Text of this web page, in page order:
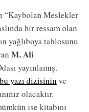
“Kaybolan Meslekler
bir ressam olan
yağlıboya tablosunu
M. Ali
yayınlamış.
bu yazı dizisinin ve
olacaktır.
ise kitabını